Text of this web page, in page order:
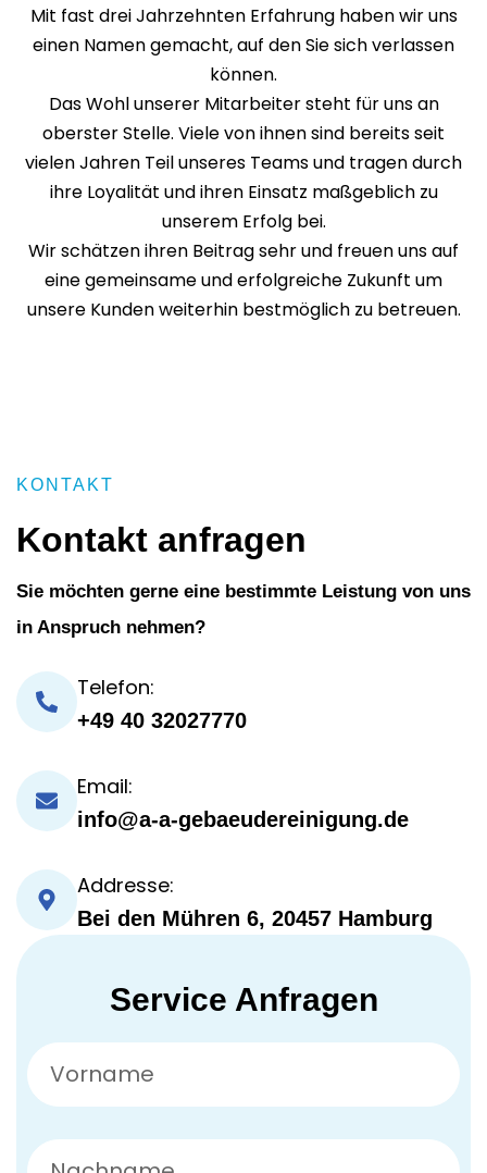
Mit fast drei Jahrzehnten Erfahrung haben wir uns
einen Namen gemacht, auf den Sie sich verlassen
können.
Das Wohl unserer Mitarbeiter steht für uns an
oberster Stelle. Viele von ihnen sind bereits seit
vielen Jahren Teil unseres Teams und tragen durch
ihre Loyalität und ihren Einsatz maßgeblich zu
unserem Erfolg bei.
Wir schätzen ihren Beitrag sehr und freuen uns auf
eine gemeinsame und erfolgreiche Zukunft um
unsere Kunden weiterhin bestmöglich zu betreuen.
KONTAKT
Kontakt anfragen
Sie möchten gerne eine bestimmte Leistung von uns
in Anspruch nehmen?
Telefon:
+49 40 32027770
Email:
info@a-a-gebaeudereinigung.de
Addresse:
Bei den Mühren 6, 20457 Hamburg
Service Anfragen